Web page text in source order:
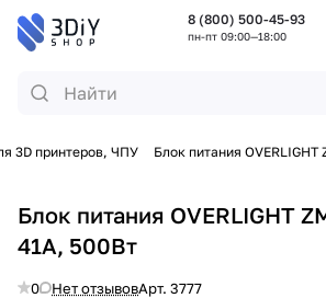
8 (800) 500-45-93
пн-пт 09:00—18:00
3D принтеров, ЧПУ Блок питания
Блок питания OVERLIGHT
41А, 500Вт
0 Нет отзывовАрт. 3777